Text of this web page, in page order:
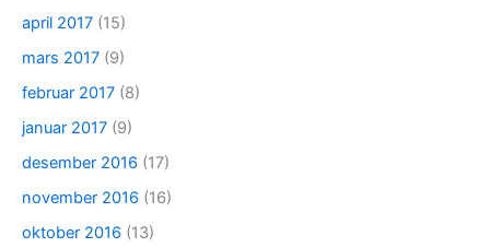
april 2017 (15)
mars 2017 (9)
februar 2017 (8)
januar 2017 (9)
desember 2016 (17)
november 2016 (16)
oktober 2016 (13)